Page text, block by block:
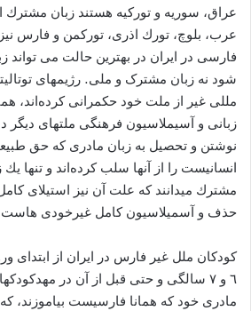
عراق، سوریه‌ و توركیه‌ هستند زبان
عرب، بلوچ، تورك اذری، توركمن و فارس
فارسی در ایران در بهترین حالت می
شود نه زبان مشترک و ملی. رژیمهای
مللی غیر از ملت خود حكمرانی
زبانی و آسیملاسیون فرهنگی ملتهای دیگر
نوشتن و تحصیل به‌ زبان مادری كه‌ حق
انسانیست را از آنها سلب كرده‌اند و تنها
مشترك میدانند که علت آن نیز استیلای
حذف و آسمیلاسیون کامل غیرخودی
كودكان ملل غیر فارس در ایران از ابتدای
٦ و ٧ سالگی و حتی قبل از آن در
مادری خود كه‌ همانا فارسیست بیاموزند،